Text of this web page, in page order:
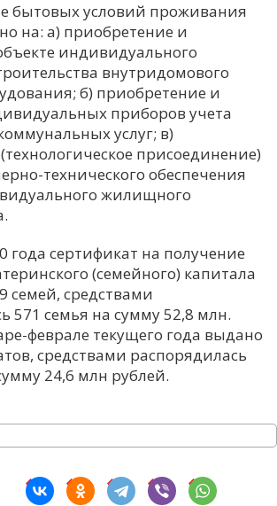
бытовых условий проживания
на: а) приобретение и
индивидуального
внутридомового
б) приобретение и
приборов учета
услуг; в)
присоединение)
технического обеспечения
жилищного
года сертификат на получение
(семейного) капитала
семей, средствами
571 семья на сумму 52,8 млн.
феврале текущего года выдано
средствами распорядилась
24,6 млн рублей.